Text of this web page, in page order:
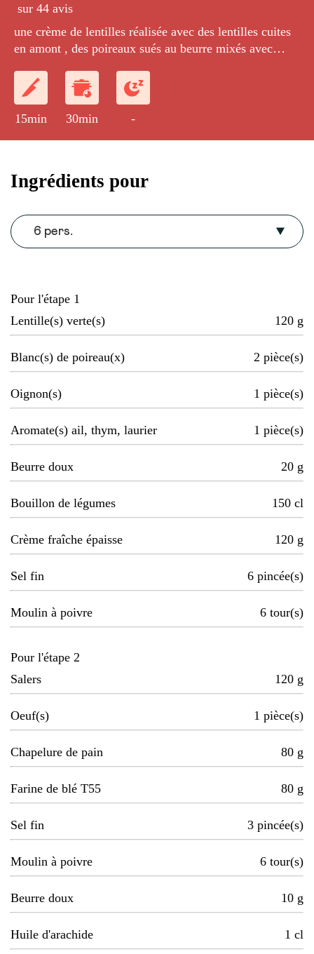
sur 44 avis
une crème de lentilles réalisée avec des lentilles cuites
en amont , des poireaux sués au beurre mixés avec
servons cette crème avec un morceau de salers pané
puis doré à la poêle.
15min
30min -
Ingrédients pour
6 pers.
Pour l'étape 1
Lentille(s) verte(s)
120 g
Blanc(s) de poireau(x) 2 pièce(s)
Oignon(s) 1 pièce(s)
Aromate(s) ail, thym, laurier 1 pièce(s)
Beurre doux 20 g
Bouillon de légumes 150 cl
Crème fraîche épaisse 120 g
Sel fin 6 pincée(s)
Moulin à poivre 6 tour(s)
Pour l'étape 2
Salers
120 g
Oeuf(s) 1 pièce(s)
Chapelure de pain 80 g
Farine de blé T55 80 g
Sel fin 3 pincée(s)
Moulin à poivre 6 tour(s)
Beurre doux 10 g
Huile d'arachide 1 cl